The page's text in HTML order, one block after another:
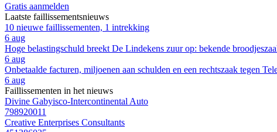
Gratis aanmelden
Laatste faillissementsnieuws
10 nieuwe faillissementen, 1 intrekking
6 aug
Hoge belastingschuld breekt De Lindekens zuur op: bekende
6 aug
Onbetaalde facturen, miljoenen aan schulden en een rechtszaak tegen
6 aug
Faillissementen in het nieuws
Divine Gabyisco-Intercontinental Auto
798920011
Creative Enterprises Consultants